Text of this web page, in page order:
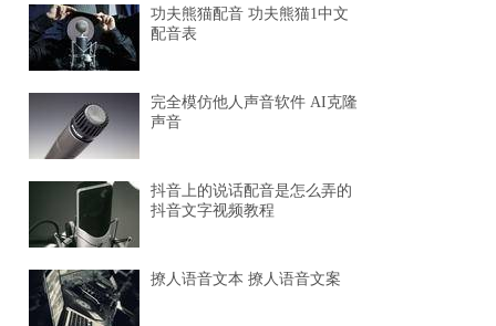
功夫熊猫配音 功夫熊猫1中文
配音表
完全模仿他人声音软件 AI克隆
声音
抖音上的说话配音是怎么弄的
抖音文字视频教程
撩人语音文本 撩人语音文案